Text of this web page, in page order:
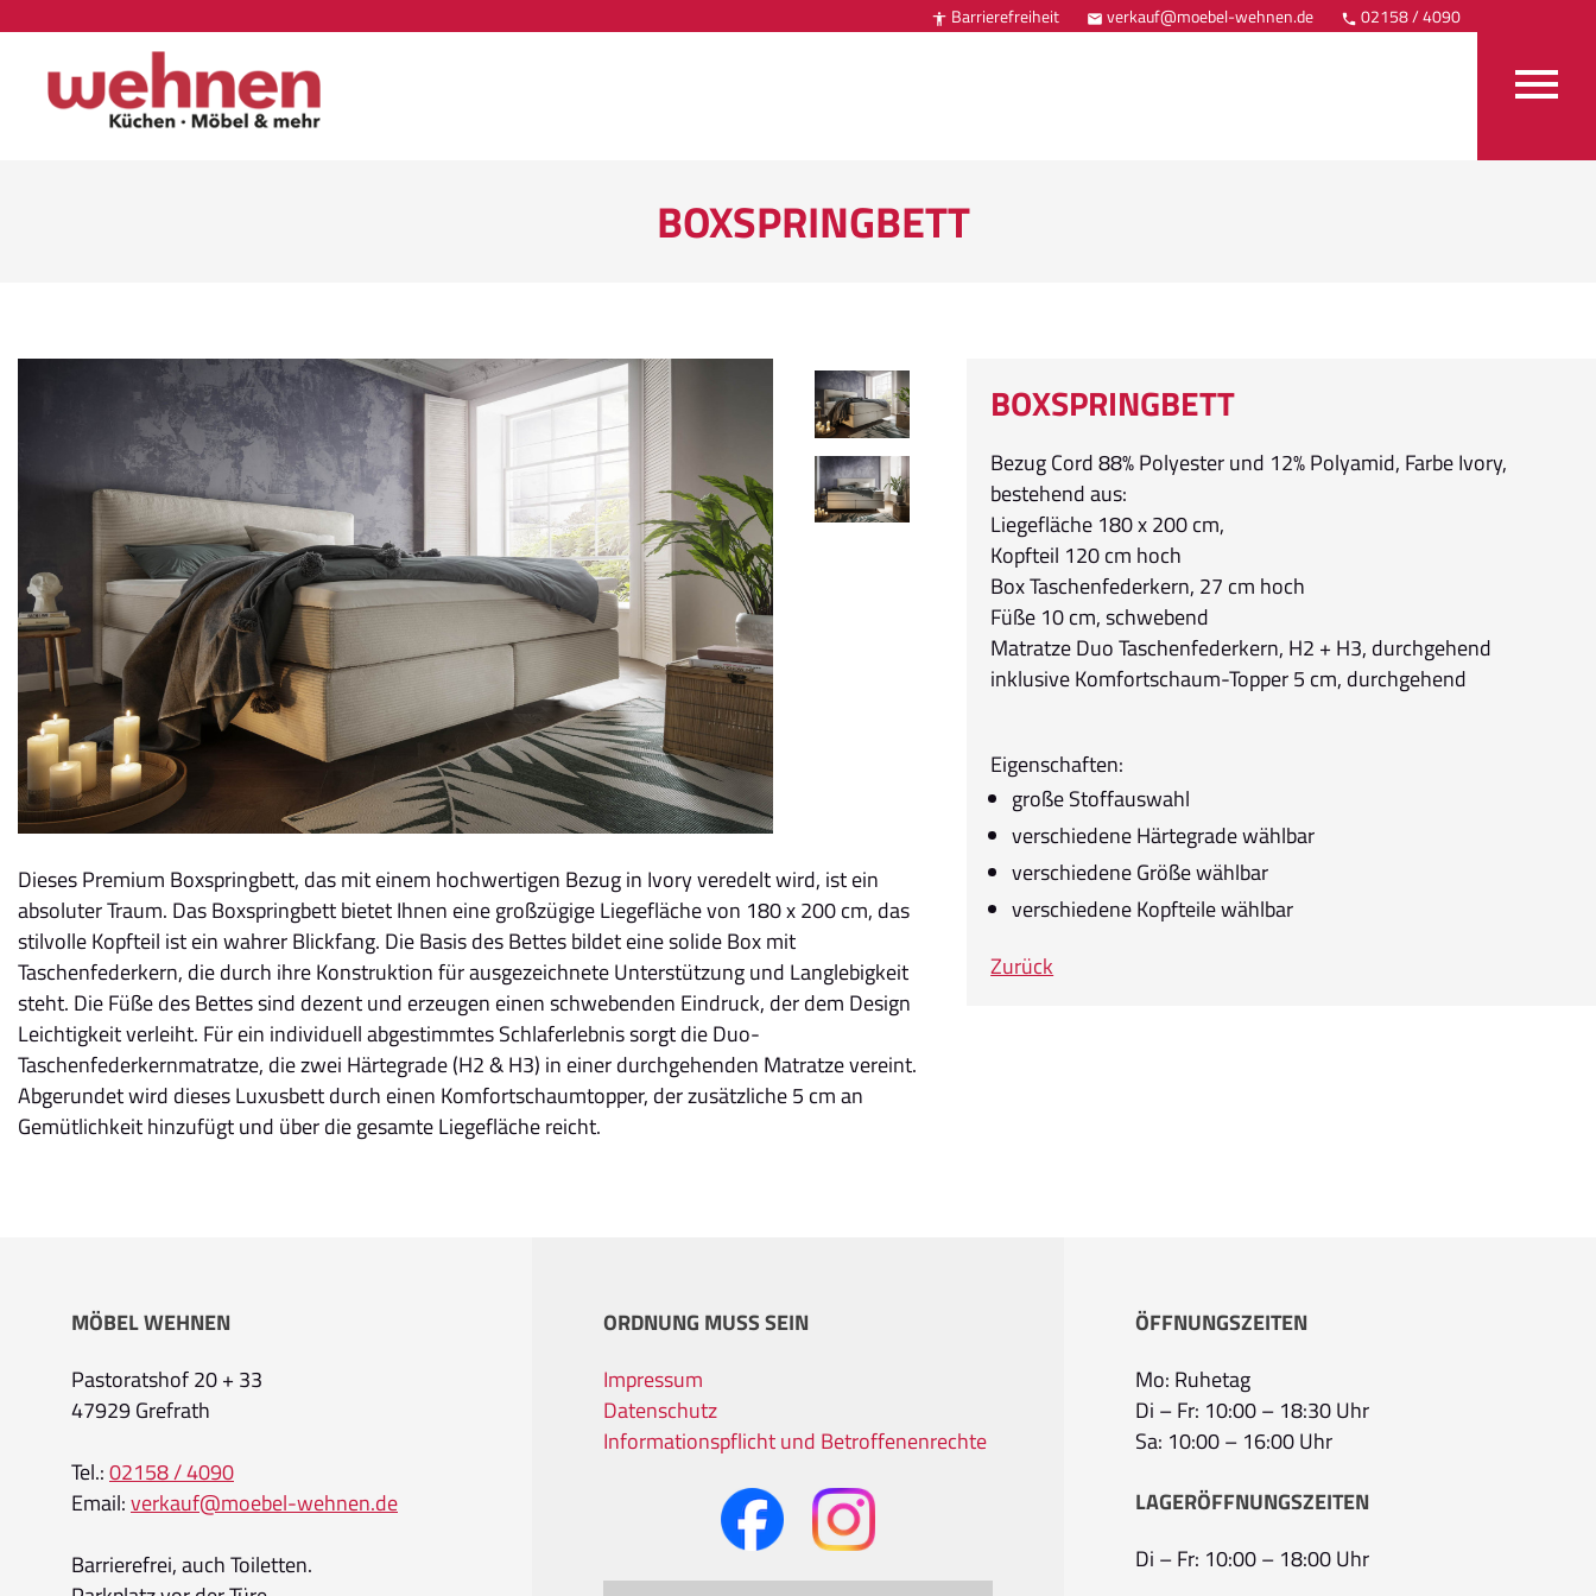
 Barrierefreiheit  verkauf@moebel-wehnen.de  02158 / 4090
BOXSPRINGBETT
Dieses Premium Boxspringbett, das mit einem hochwertigen Bezug in Ivory veredelt wird, ist ein
absoluter Traum. Das Boxspringbett bietet Ihnen eine großzügige Liegefläche von 180 x 200 cm, das
stilvolle Kopfteil ist ein wahrer Blickfang. Die Basis des Bettes bildet eine solide Box mit
Taschenfederkern, die durch ihre Konstruktion für ausgezeichnete Unterstützung und Langlebigkeit
steht. Die Füße des Bettes sind dezent und erzeugen einen schwebenden Eindruck, der dem Design
Leichtigkeit verleiht. Für ein individuell abgestimmtes Schlaferlebnis sorgt die Duo-
Taschenfederkernmatratze, die zwei Härtegrade (H2 & H3) in einer durchgehenden Matratze vereint.
Abgerundet wird dieses Luxusbett durch einen Komfortschaumtopper, der zusätzliche 5 cm an
Gemütlichkeit hinzufügt und über die gesamte Liegefläche reicht.
BOXSPRINGBETT
Bezug Cord 88% Polyester und 12% Polyamid, Farbe Ivory,
bestehend aus:
Liegefläche 180 x 200 cm,
Kopfteil 120 cm hoch
Box Taschenfederkern, 27 cm hoch
Füße 10 cm, schwebend
Matratze Duo Taschenfederkern, H2 + H3, durchgehend
inklusive Komfortschaum-Topper 5 cm, durchgehend
Eigenschaften:
große Stoffauswahl
verschiedene Härtegrade wählbar
verschiedene Größe wählbar
verschiedene Kopfteile wählbar
Zurück
MÖBEL WEHNEN
Pastoratshof 20 + 33
47929 Grefrath
Tel.:02158 / 4090
Email:verkauf@moebel-wehnen.de
Barrierefrei, auch Toiletten.
ORDNUNG MUSS SEIN
Impressum
Datenschutz
Informationspflicht und Betroffenenrechte
ÖFFNUNGSZEITEN
Mo: Ruhetag
Di – Fr: 10:00 – 18:30 Uhr
Sa: 10:00 – 16:00 Uhr
LAGERÖFFNUNGSZEITEN
Di – Fr: 10:00 – 18:00 Uhr